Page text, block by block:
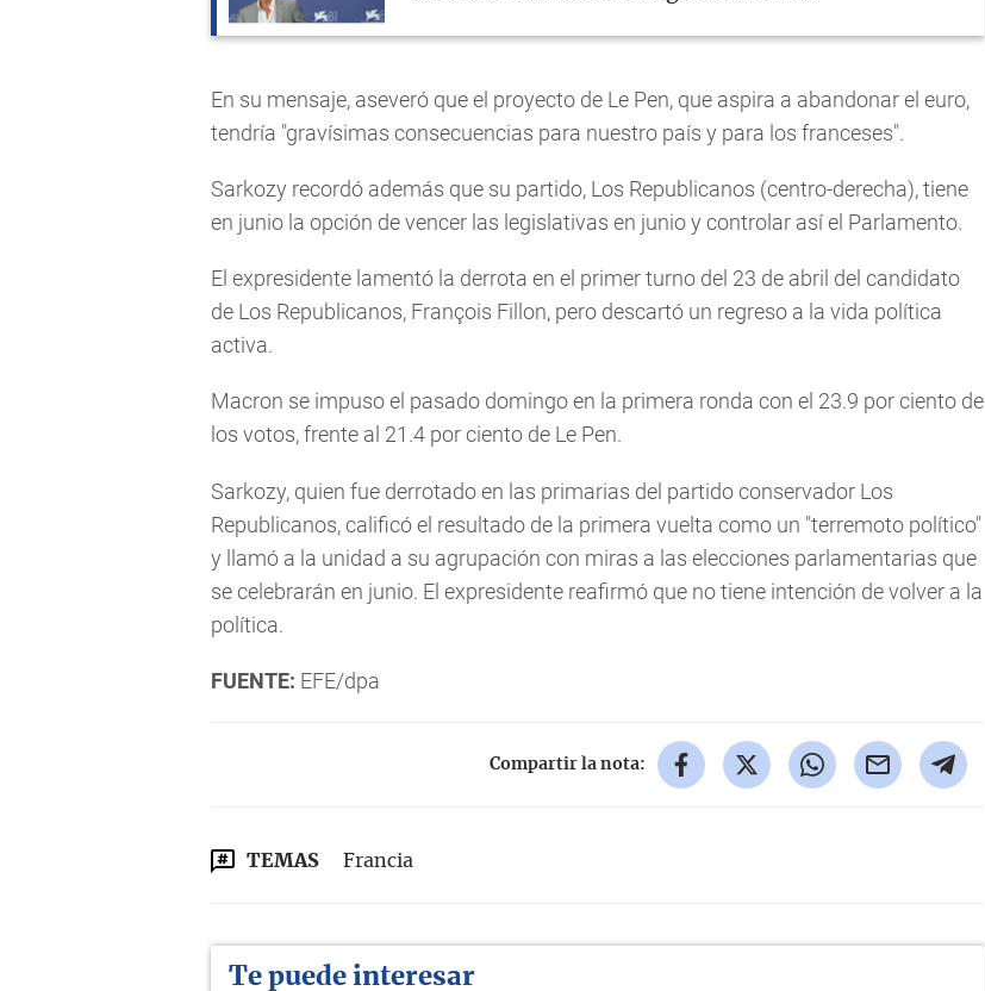
En su mensaje, aseveró que el proyecto de Le Pen, que aspira a abandonar el euro,
tendría "gravísimas consecuencias para nuestro país y para los franceses".
Sarkozy recordó además que su partido, Los Republicanos (centro-derecha), tiene
en junio la opción de vencer las legislativas en junio y controlar así el Parlamento.
El expresidente lamentó la derrota en el primer turno del 23 de abril del candidato
de Los Republicanos, François Fillon, pero descartó un regreso a la vida política
activa.
Macron se impuso el pasado domingo en la primera ronda con el 23.9 por ciento de
los votos, frente al 21.4 por ciento de Le Pen.
Sarkozy, quien fue derrotado en las primarias del partido conservador Los
Republicanos, calificó el resultado de la primera vuelta como un "terremoto político"
y llamó a la unidad a su agrupación con miras a las elecciones parlamentarias que
se celebrarán en junio. El expresidente reafirmó que no tiene intención de volver a la
política.
FUENTE: EFE/dpa
Compartir la nota:
TEMAS Francia
Te puede interesar